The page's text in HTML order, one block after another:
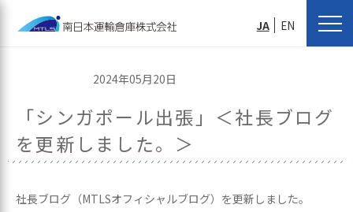
JA EN
2024年05月20日
「シンガポール出張」＜社長ブログ
を更新しました。＞
社長ブログ（MTLSオフィシャルブログ）を更新しました。